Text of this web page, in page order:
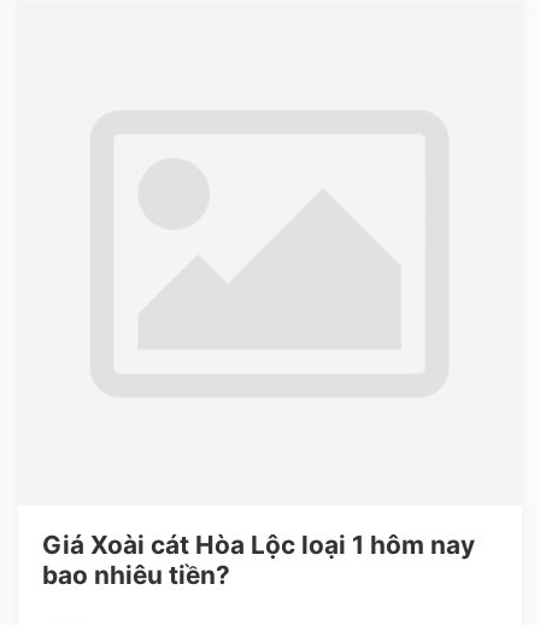
Giá Xoài cát Hòa Lộc loại 1 hôm nay
bao nhiêu tiền?